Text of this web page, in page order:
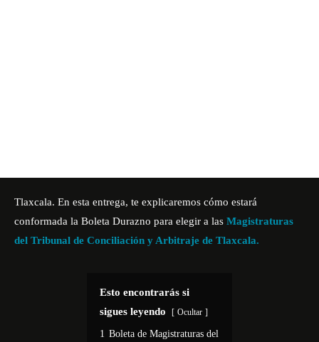
Tlaxcala. En esta entrega, te explicaremos cómo estará
conformada la Boleta Durazno para elegir a las Magistraturas
del Tribunal de Conciliación y Arbitraje de Tlaxcala.
Esto encontrarás si
sigues leyendo
Ocultar
1 Boleta de Magistraturas del